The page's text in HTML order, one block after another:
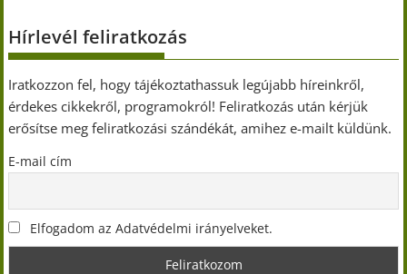
Hírlevél feliratkozás
Iratkozzon fel, hogy tájékoztathassuk legújabb híreinkről,
érdekes cikkekről, programokról! Feliratkozás után kérjük
erősítse meg feliratkozási szándékát, amihez e-mailt küldünk.
E-mail cím
Elfogadom az Adatvédelmi irányelveket.